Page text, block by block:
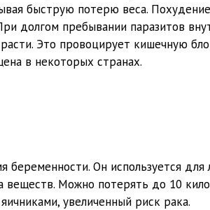
быструю потерю веса. Похудение
долгом пребывании паразитов
Это провоцирует кишечную
в некоторых странах.
Он используется для
веществ. Можно потерять до 10
увеличенный риск рака.